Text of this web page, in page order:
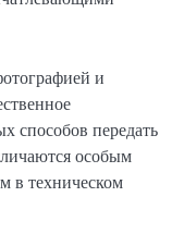
и
способов передать
особым
в техническом